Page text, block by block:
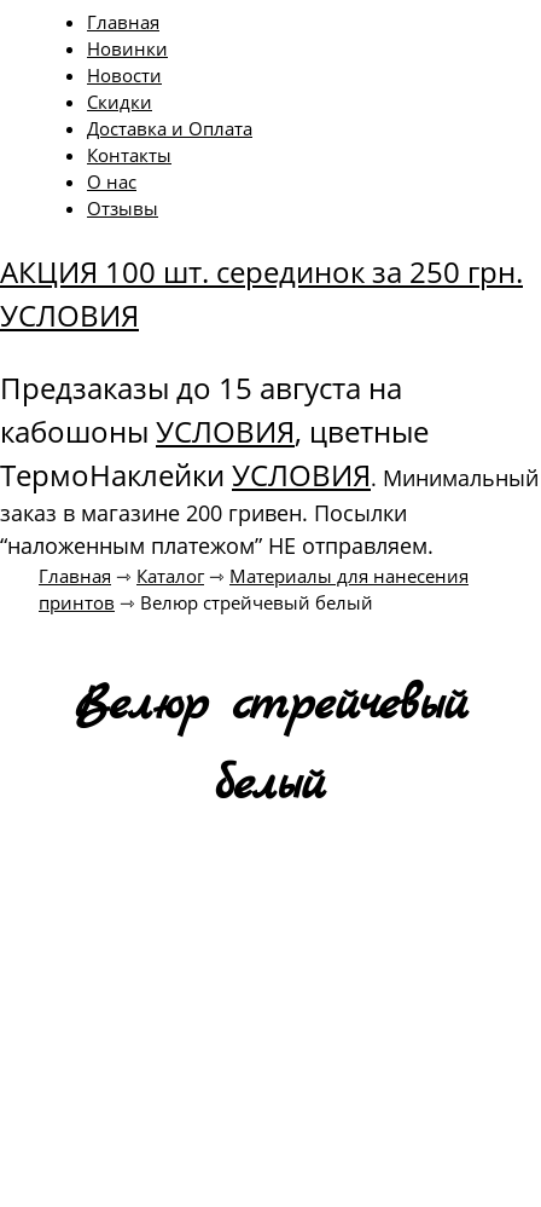
Главная
Новинки
Новости
Скидки
Доставка и Оплата
Контакты
О нас
Отзывы
АКЦИЯ 100 шт. серединок за 250 грн.
УСЛОВИЯ
Предзаказы до 15 августа на
кабошоны УСЛОВИЯ, цветные
ТермоНаклейки УСЛОВИЯ. Минимальный
заказ в магазине 200 гривен. Посылки
“наложенным платежом” НЕ отправляем.
Главная ⇾ Каталог⇾ Материалы для нанесения
принтов ⇾ Велюр стрейчевый белый
Велюр стрейчевый
белый